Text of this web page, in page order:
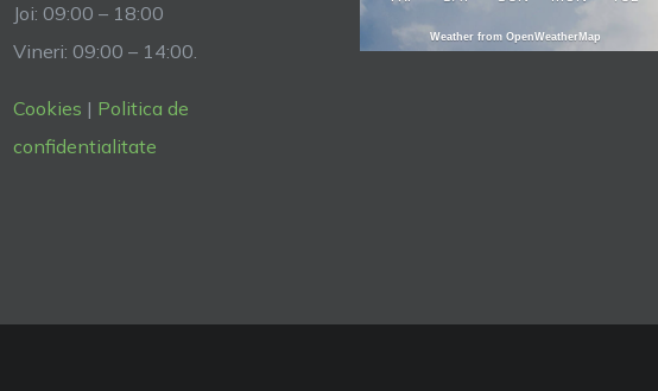
Joi: 09:00 – 18:00
Vineri: 09:00 – 14:00.
Cookies | Politica de
confidentialitate
Weather from OpenWeatherMap